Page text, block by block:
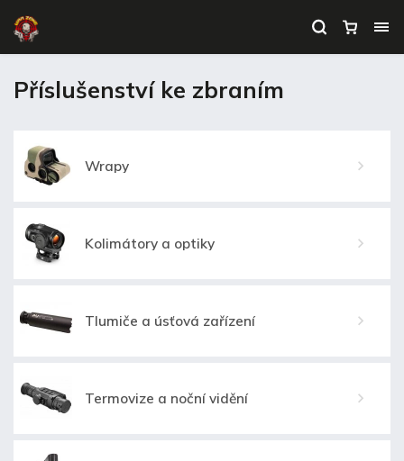
Příslušenství ke zbraním
Wrapy
Kolimátory a optiky
Tlumiče a úsťová zařízení
Termovize a noční vidění